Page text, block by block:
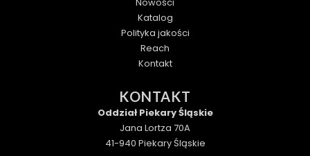
Katalog
Polityka jakości
Reach
Kontakt
KONTAKT
Oddział Piekary Śląskie
Jana Lortza 70A
41-940 Piekary Śląskie